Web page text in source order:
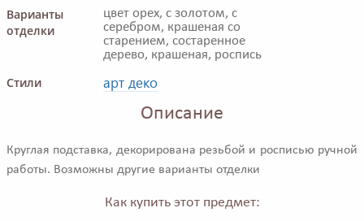
Варианты
отделки
цвет орех, с золотом, с
серебром, крашеная со
старением, состаренное
дерево, крашеная, роспись
Стили арт деко
Описание
Круглая подставка, декорирована резьбой и росписью ручной
работы. Возможны другие варианты отделки
Как купить этот предмет: